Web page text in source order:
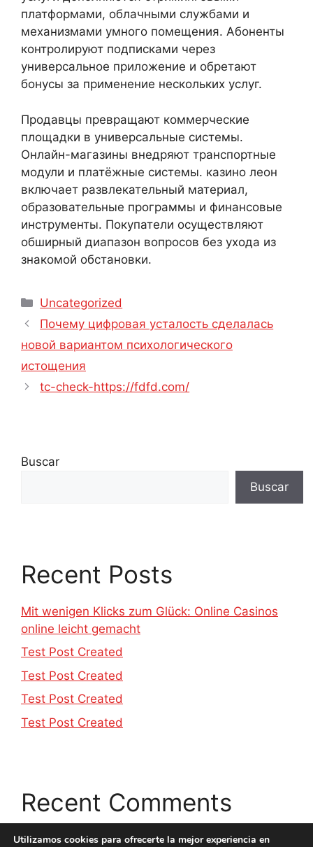
платформами, облачными службами и
механизмами умного помещения. Абоненты
контролируют подписками через
универсальное приложение и обретают
бонусы за применение нескольких услуг.
Продавцы превращают коммерческие
площадки в универсальные системы.
Онлайн-магазины внедряют транспортные
модули и платёжные системы. казино леон
включает развлекательный материал,
образовательные программы и финансовые
инструменты. Покупатели осуществляют
обширный диапазон вопросов без ухода из
знакомой обстановки.
Categorías
Uncategorized
Navegación
Почему цифровая усталость сделалась
новой вариантом психологического
истощения
tc-check-https://fdfd.com/
Buscar
Buscar
Recent Posts
Mit wenigen Klicks zum Glück: Online Casinos
online leicht gemacht
Test Post Created
Test Post Created
Test Post Created
Test Post Created
Recent Comments
No hay comentarios que mostrar.
Utilizamos cookies para ofrecerte la mejor experiencia en